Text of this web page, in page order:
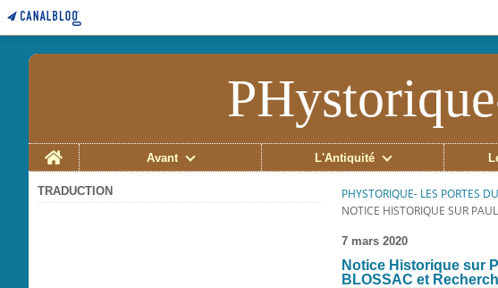
Home
Avant L'Antiquité
TRADUCTION PHYSTORIQUE- LES PORTES
NOTICE HISTORIQUE SUR
7 mars 2020
Notice Historique sur
BLOSSAC et